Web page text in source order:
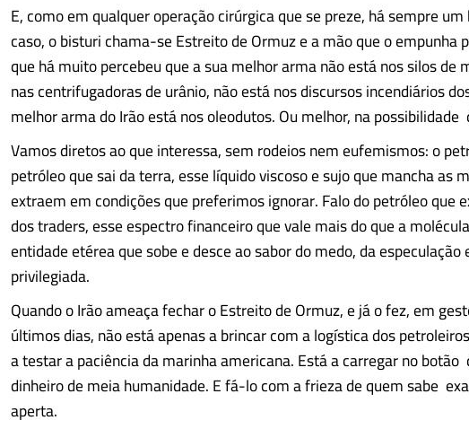
E, como em qualquer operação cirúrgica que se preze, há sempre
caso, o bisturi chama-se Estreito de Ormuz e a mão que o empunha
que há muito percebeu que a sua melhor arma não está nos silos de
nas centrifugadoras de urânio, não está nos discursos incendiários
melhor arma do Irão está nos oleodutos. Ou melhor, na possibilidade
Vamos diretos ao que interessa, sem rodeios nem eufemismos: o
petróleo que sai da terra, esse líquido viscoso e sujo que mancha as
extraem em condições que preferimos ignorar. Falo do petróleo que
dos traders, esse espectro financeiro que vale mais do que a
entidade etérea que sobe e desce ao sabor do medo, da
privilegiada.
Quando o Irão ameaça fechar o Estreito de Ormuz, e já o fez, em
últimos dias, não está apenas a brincar com a logística dos
a testar a paciência da marinha americana. Está a carregar no botão
dinheiro de meia humanidade. E fá-lo com a frieza de quem sabe
aperta.